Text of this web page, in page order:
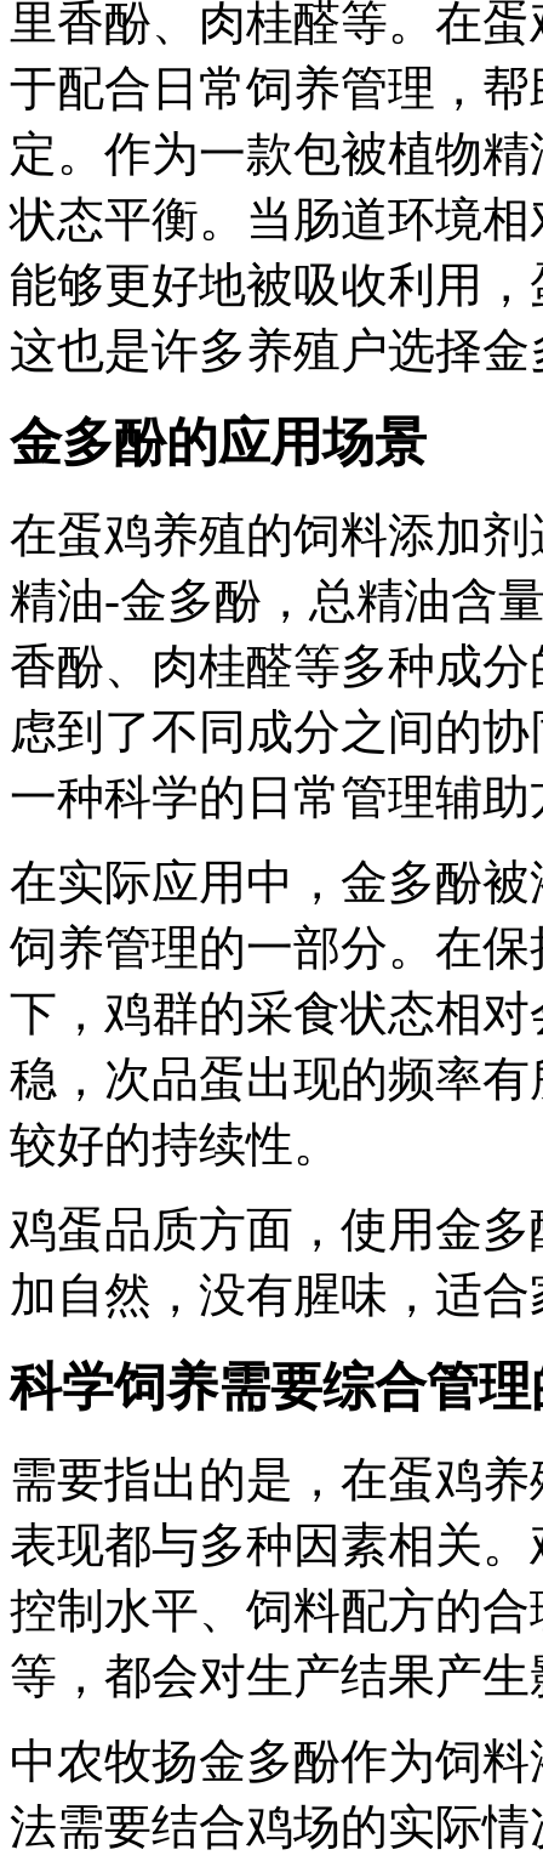
里香酚、肉桂醛等。在
于配合日常饲养管理，
定。作为一款包被植物
状态平衡。当肠道环境
能够更好地被吸收利用
这也是许多养殖户选择
金多酚的应用场景
在蛋鸡养殖的饲料添加
精油-金多酚，总精油含
香酚、肉桂醛等多种成
虑到了不同成分之间的
一种科学的日常管理辅
在实际应用中，金多酚
饲养管理的一部分。在
下，鸡群的采食状态相
稳，次品蛋出现的频率
较好的持续性。
鸡蛋品质方面，使用金
加自然，没有腥味，适
科学饲养需要综合管
需要指出的是，在蛋鸡
表现都与多种因素相关
控制水平、饲料配方的
等，都会对生产结果产
中农牧扬金多酚作为饲
法需要结合鸡场的实际